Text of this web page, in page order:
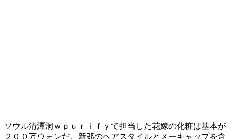
ソウル清潭洞ｗｐｕｒｉｆｙで担当した花嫁の化粧は基本が
２００万ウォンだ。新郎のヘアスタイルとメーキャップを含